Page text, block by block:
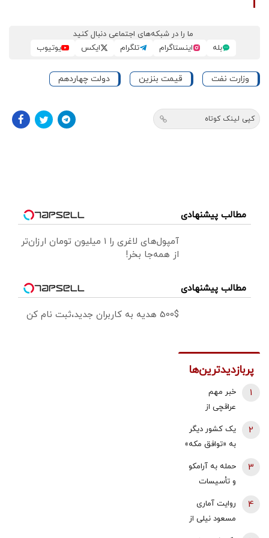
ما را در شبکه‌های اجتماعی دنبال کنید
بله
اینستاگرام تلگرام ایکس یوتیوب
وزارت نفت قیمت بنزین دولت چهاردهم
کپی لینک کوتاه
مطالب پیشنهادی
آمپول‌های لاغری را ۱ میلیون تومان ارزان‌تر
از همه‌جا بخر!
مطالب پیشنهادی
500$ هدیه به کاربران جدید،ثبت نام کن
پربازدیدترین‌ها
خبر مهم
عراقچی از
نیروهای نظامی
و دریایی ایران و
عمان درباره
تنگه هرمز
1
یک کشور دیگر
به «توافق مکه»
ترکیه خیال
کرد
2
حمله به آرامکو
و تأسیسات
واکنش وزارت
انرژی عربستان
3
روایت آماری
مسعود نیلی از
4